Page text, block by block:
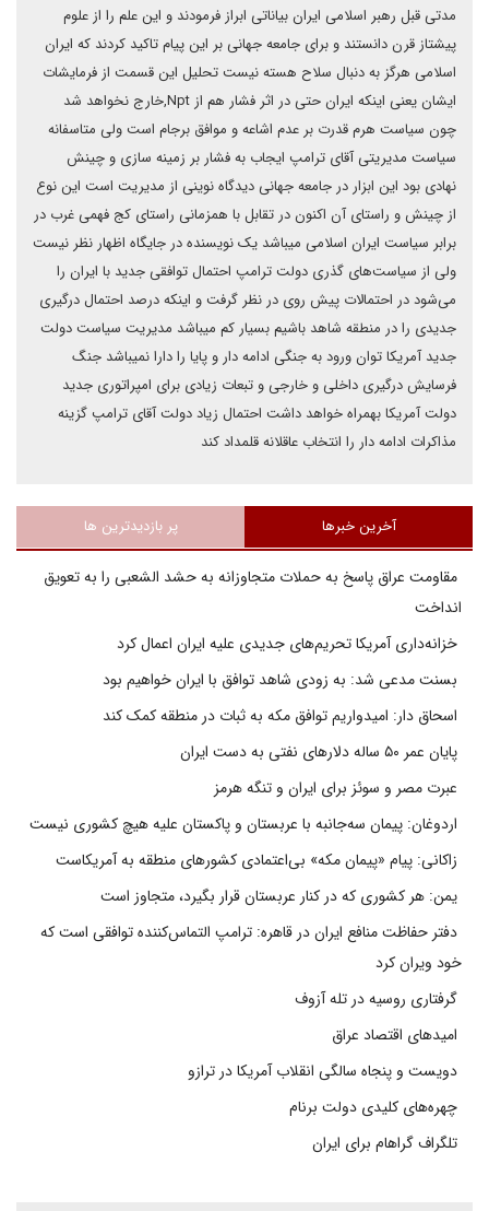
مدتی قبل رهبر اسلامی ایران بیاناتی ابراز فرمودند و این علم را از علوم
پیشتاز قرن دانستند و برای جامعه جهانی بر این پیام تاکید کردند که ایران
اسلامی هرگز به دنبال سلاح هسته نیست تحلیل این قسمت از فرمایشات
ایشان یعنی اینکه ایران حتی در اثر فشار هم از Npt,خارج نخواهد شد
چون سیاست هرم قدرت بر عدم اشاعه و موافق برجام است ولی متاسفانه
سیاست مدیریتی آقای ترامپ ایجاب به فشار بر زمینه سازی و چینش
نهادی بود این ابزار در جامعه جهانی دیدگاه نوینی از مدیریت است این نوع
از چینش و راستای آن اکنون در تقابل با همزمانی راستای کج فهمی غرب در
برابر سیاست ایران اسلامی میباشد یک نویسنده در جایگاه اظهار نظر نیست
ولی از سیاست‌های گذری دولت ترامپ احتمال توافقی جدید با ایران را
می‌شود در احتمالات پیش روی در نظر گرفت و اینکه درصد احتمال درگیری
جدیدی را در منطقه شاهد باشیم بسیار کم میباشد مدیریت سیاست دولت
جدید آمریکا توان ورود به جنگی ادامه دار و پایا را دارا نمیباشد جنگ
فرسایش درگیری داخلی و خارجی و تبعات زیادی برای امپراتوری جدید
دولت آمریکا بهمراه خواهد داشت احتمال زیاد دولت آقای ترامپ گزینه
مذاکرات ادامه دار را انتخاب عاقلانه قلمداد کند
آخرین خبرها پر بازدیدترین ها
مقاومت عراق پاسخ به حملات متجاوزانه به حشد الشعبی را به تعویق
انداخت
خزانه‌داری آمریکا تحریم‌های جدیدی علیه ایران اعمال کرد
بسنت مدعی شد: به زودی شاهد توافق با ایران خواهیم بود
اسحاق دار: امیدواریم توافق مکه به ثبات در منطقه کمک کند
پایان عمر ۵۰ ساله دلارهای نفتی به دست ایران
عبرت مصر و سوئز برای ایران و تنگه هرمز
اردوغان: پیمان سه‌جانبه با عربستان و پاکستان علیه هیچ کشوری نیست
زاکانی: پیام «پیمان مکه» بی‌اعتمادی کشورهای منطقه به آمریکاست
یمن: هر کشوری که در کنار عربستان قرار بگیرد، متجاوز است
دفتر حفاظت منافع ایران در قاهره: ترامپ التماس‌کننده توافقی است که
خود ویران کرد
گرفتاری روسیه در تله آزوف
امیدهای اقتصاد عراق
دویست و پنجاه سالگی انقلاب آمریکا در ترازو
چهره‌های کلیدی دولت برنام
تلگراف گراهام برای ایران